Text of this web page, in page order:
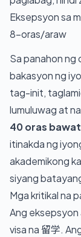
Eksepsyon sa
8-oras/araw
Sa panahon ng
bakasyon ng
tag-init,
lumuluwag at
40 oras
itinakda ng
akademikong
siyang
Mga kritikal na
Ang eksepsyon
visa na 留学.